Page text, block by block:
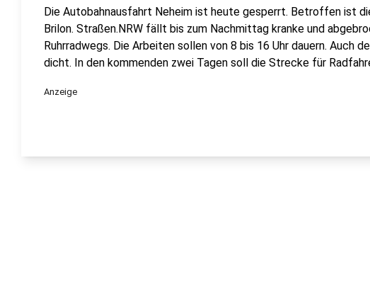
Die Autobahnausfahrt Neheim ist heute gesperrt. Betroffen ist
Brilon. Straßen.NRW fällt bis zum Nachmittag kranke und
Ruhrradwegs. Die Arbeiten sollen von 8 bis 16 Uhr dauern. Auch
dicht. In den kommenden zwei Tagen soll die Strecke für
Anzeige